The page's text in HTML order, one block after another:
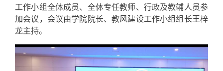
工作小组全体成员、全体专任教师、行政及教辅人员参
加会议，会议由学院院长、教风建设工作小组组长王梓
龙主持。